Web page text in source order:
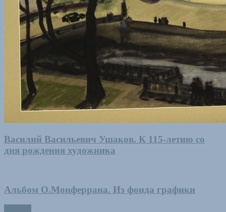
Василий Васильевич Ушаков. К 115-летию со
дня рождения художника
Альбом О.Монферрана. Из фонда графики